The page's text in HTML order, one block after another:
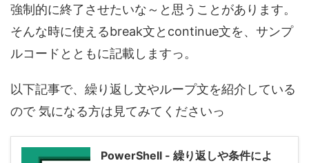
強制的に終了させたいな～と思うことがあります。
そんな時に使えるbreak文とcontinue文を、サンプ
ルコードとともに記載しますっ。
以下記事で、繰り返し文やループ文を紹介している
ので 気になる方は見てみてくださいっ
PowerShell - 繰り返しや条件によ